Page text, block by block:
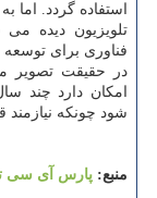
استفاده گردد. اما
تلویزیون دیده
فناوری برای
در حقیقت تصویر
امکان دارد چند
شود چونکه نیازمند
منبع: پارس آی سی